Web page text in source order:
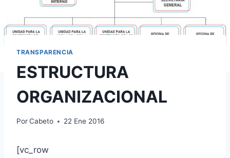
TRANSPARENCIA
ESTRUCTURA
ORGANIZACIONAL
PorCabeto 22 Ene 2016
[vc_row